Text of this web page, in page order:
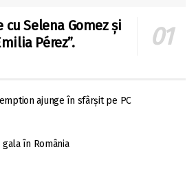
Selena Gomez și
Pérez”.
ajunge în sfârșit pe PC
în România